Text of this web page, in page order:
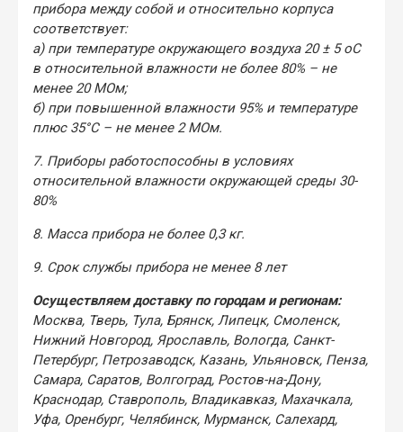
прибора между собой и относительно корпуса
соответствует:
а) при температуре окружающего воздуха 20 ± 5 oС
в относительной влажности не более 80% – не
менее 20 МОм;
б) при повышенной влажности 95% и температуре
плюс 35°С – не менее 2 МОм.
7. Приборы работоспособны в условиях
относительной влажности окружающей среды 30-
80%
8. Масса прибора не более 0,3 кг.
9. Срок службы прибора не менее 8 лет
Осуществляем доставку по городам и регионам:
Москва, Тверь, Тула, Брянск, Липецк, Смоленск,
Нижний Новгород, Ярославль, Вологда, Санкт-
Петербург, Петрозаводск, Казань, Ульяновск, Пенза,
Самара, Саратов, Волгоград, Ростов-на-Дону,
Краснодар, Ставрополь, Владикавказ, Махачкала,
Уфа, Оренбург, Челябинск, Мурманск, Салехард,